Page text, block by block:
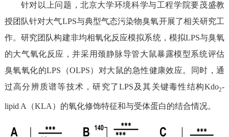
针对以上问题，北京大学环境科学与工程学院要茂盛教
授团队针对大气LPS与典型气态污染物臭氧开展了相关研究工
作。研究团队构建非均相氧化反应模拟系统，模拟LPS与臭氧
的大气氧化反应 ，并采用颈静脉导管大鼠暴露模型系统评估
臭氧氧化的LPS （OLPS）对大鼠的急性健康效应。同时，通
过高分辨质谱等技术，研究了LPS 及其关键毒性结构Kdo2-
lipid A （KLA ） 的氧化修饰特征和与受体蛋白的结合情况。